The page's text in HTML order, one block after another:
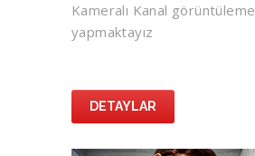
Kameralı Kanal görüntüleme
yapmaktayız
DETAYLAR